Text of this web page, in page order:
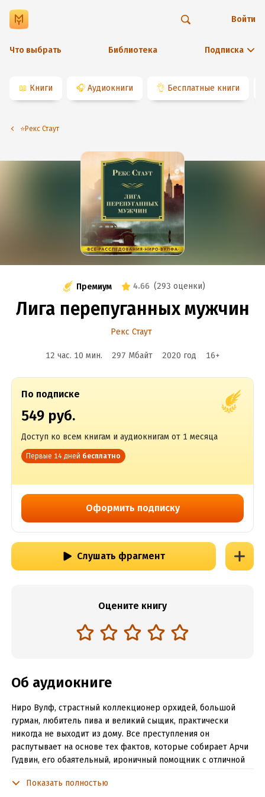
Что выбрать Библиотека Подписка
Войти
📖 Книги 🎧 Аудиокниги 👌 Бесплатные книги
⭐️Рекс Стаут
Премиум 4.66 (293 оценки)
Лига перепуганных мужчин
Рекс Стаут
12 час. 10 мин. 297 Мбайт 2020 год 16+
По подписке
549 руб.
Доступ ко всем книгам и аудиокнигам от 1 месяца
Первые 14 дней бесплатно
Оформить подписку
Слушать фрагмент
Оцените книгу
Об аудиокниге
Ниро Вулф, страстный коллекционер орхидей, большой
гурман, любитель пива и великий сыщик, практически
никогда не выходит из дому. Все преступления он
распутывает на основе тех фактов, которые собирает Арчи
Гудвин, его обаятельный, ироничный помощник с отличной
Показать полностью